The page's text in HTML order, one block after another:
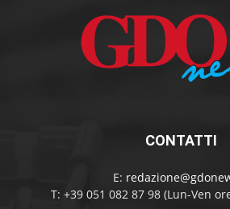
CONTATTI
E:
T: +39 051 082 87 98 (Lun-Ven